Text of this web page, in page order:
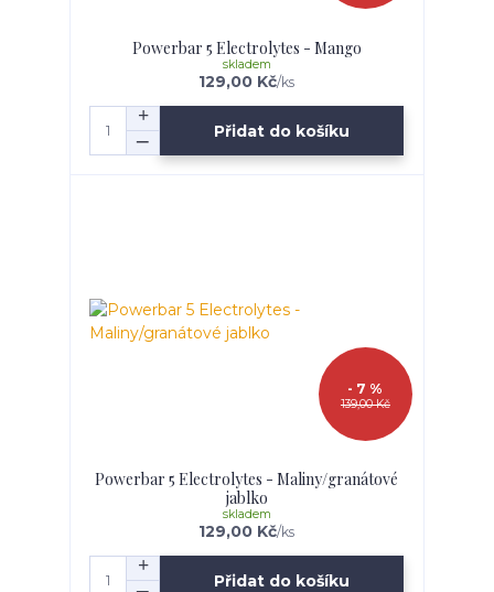
Powerbar 5 Electrolytes - Mango
129,00 Kč/ks
skladem
Přidat do košíku
139,00 Kč
- 7 %
Powerbar 5 Electrolytes - Maliny/granátové
jablko
129,00 Kč/ks
skladem
Přidat do košíku